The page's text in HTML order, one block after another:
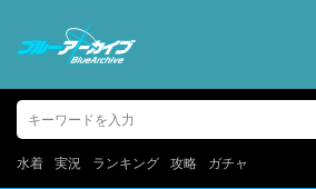
水着 実況 ランキング 攻略 ガチャ